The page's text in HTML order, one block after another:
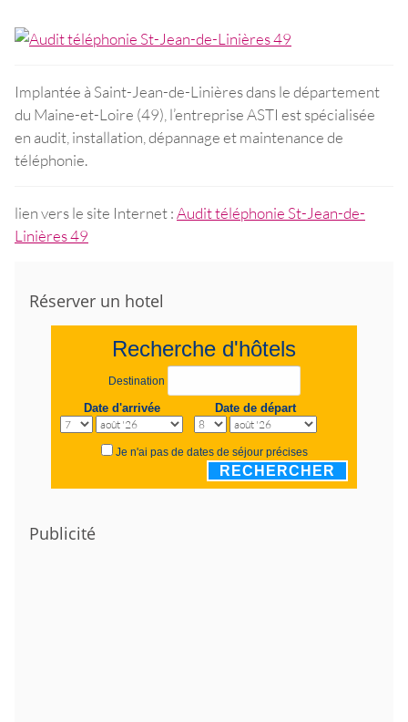
Implantée à Saint-Jean-de-Linières dans le département
du Maine-et-Loire (49), l’entreprise ASTI est spécialisée
en audit, installation, dépannage et maintenance de
téléphonie.
lien vers le site Internet :Audit téléphonie St-Jean-de-
Linières 49
Réserver un hotel
Recherche d'hôtels
Destination
Date d'arrivée Date de départ
Je n'ai pas de dates de séjour précises
RECHERCHER
Publicité